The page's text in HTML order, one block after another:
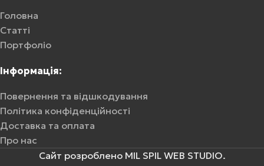
Головна
Статті
Портфоліо
Інформація:
Повернення та відшкодування
Політика конфіденційності
Доставка та оплата
Про нас
Сайт розроблено MIL SPIL WEB STUDIO.